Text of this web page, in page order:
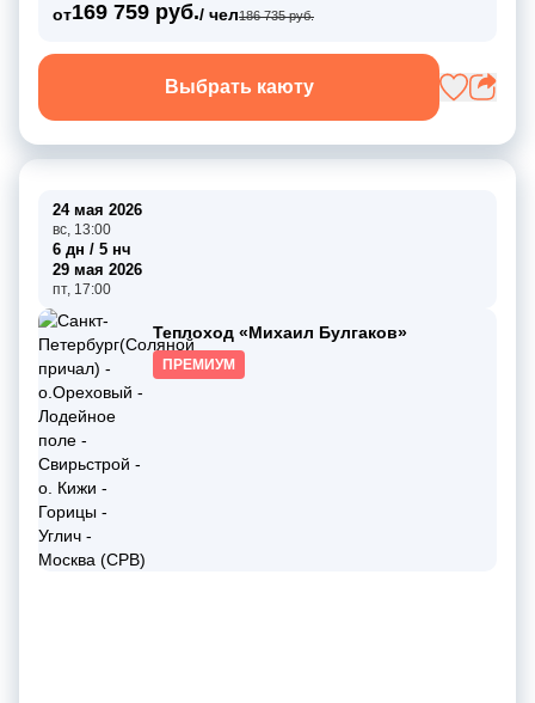
от169 759 руб./ чел186 735 руб.
Выбрать каюту
24 мая 2026
вс, 13:00
6 дн / 5 нч
29 мая 2026
пт, 17:00
Теплоход «Михаил Булгаков»
ПРЕМИУМ